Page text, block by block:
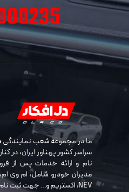
ما در مجموعه شعب نمایندگی
سراسر کشور پهناور ایران، در
نام و ارائه خدمات پس از
مدیران خودرو شامل، ام وی
NEV، اکستریم و… جهت ثبت نام با ما تماس بگیرید.